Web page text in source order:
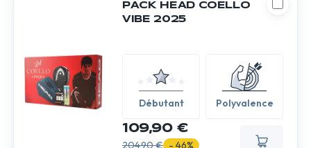
PACK HEAD COELLO
VIBE 2025
Débutant Polyvalence
109,90 €